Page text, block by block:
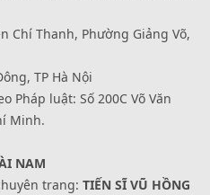
Chí Thanh, Phường Giảng Võ,
TP Hà Nội
Pháp luật: Số 200C Võ Văn
Minh.
NAM
trang: TIẾN SĨ VŨ HỒNG